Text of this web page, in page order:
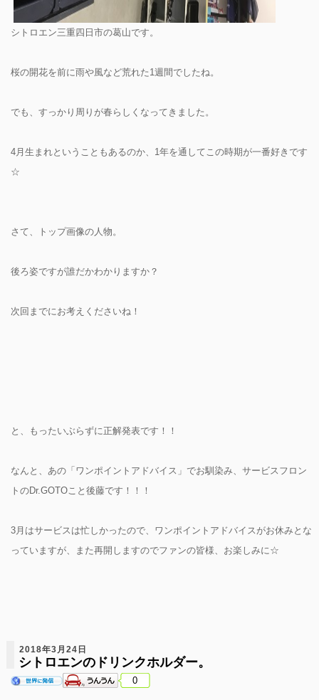
シトロエン三重四日市の葛山です。
桜の開花を前に雨や風など荒れた1週間でしたね。
でも、すっかり周りが春らしくなってきました。
4月生まれということもあるのか、1年を通してこの時期が一番好きです
☆
さて、トップ画像の人物。
後ろ姿ですが誰だかわかりますか？
次回までにお考えくださいね！
と、もったいぶらずに正解発表です！！
なんと、あの「ワンポイントアドバイス」でお馴染み、サービスフロン
トのDr.GOTOこと後藤です！！！
3月はサービスは忙しかったので、ワンポイントアドバイスがお休みとな
っていますが、また再開しますのでファンの皆様、お楽しみに☆
2018年3月24日
シトロエンのドリンクホルダー。
0